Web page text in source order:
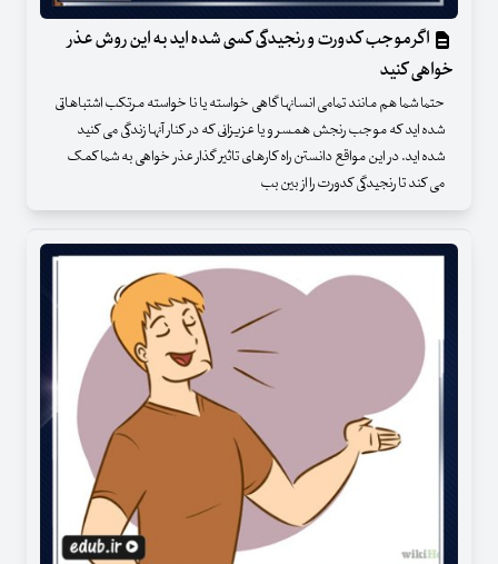
اگر موجب کدورت و رنجیدگی کسی شده اید به این روش عذر
خواهی کنید
حتما شما هم مانند تمامی انسانها گاهی خواسته یا نا خواسته مرتکب اشتباهاتی
شده اید که موجب رنجش همسر و یا عزیزانی که در کنار آنها زندگی می کنید
شده اید. در این مواقع دانستن راه کارهای تاثیر گذار عذر خواهی به شما کمک
می کند تا رنجیدگی کدورت را از بین بب